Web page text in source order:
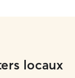
locaux